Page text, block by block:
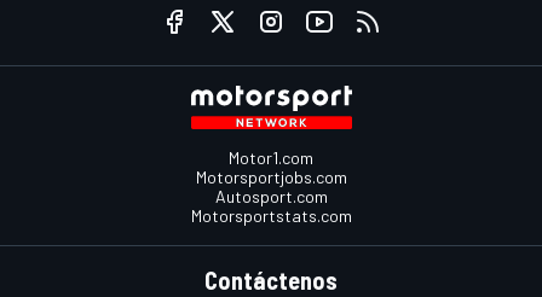
Motor1.com
Motorsportjobs.com
Autosport.com
Motorsportstats.com
Contáctenos